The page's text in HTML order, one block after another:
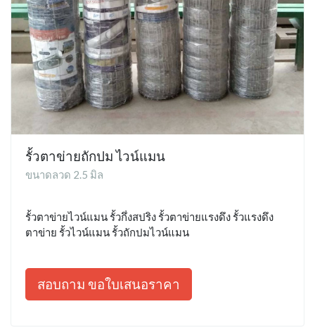
รั้วตาข่ายถักปม ไวน์แมน
ขนาดลวด 2.5 มิล
รั้วตาข่ายไวน์แมน รั้วกึ่งสปริง รั้วตาข่ายแรงดึง รั้วแรงดึง
ตาข่าย รั้วไวน์แมน รั้วถักปมไวน์แมน
สอบถาม ขอใบเสนอราคา